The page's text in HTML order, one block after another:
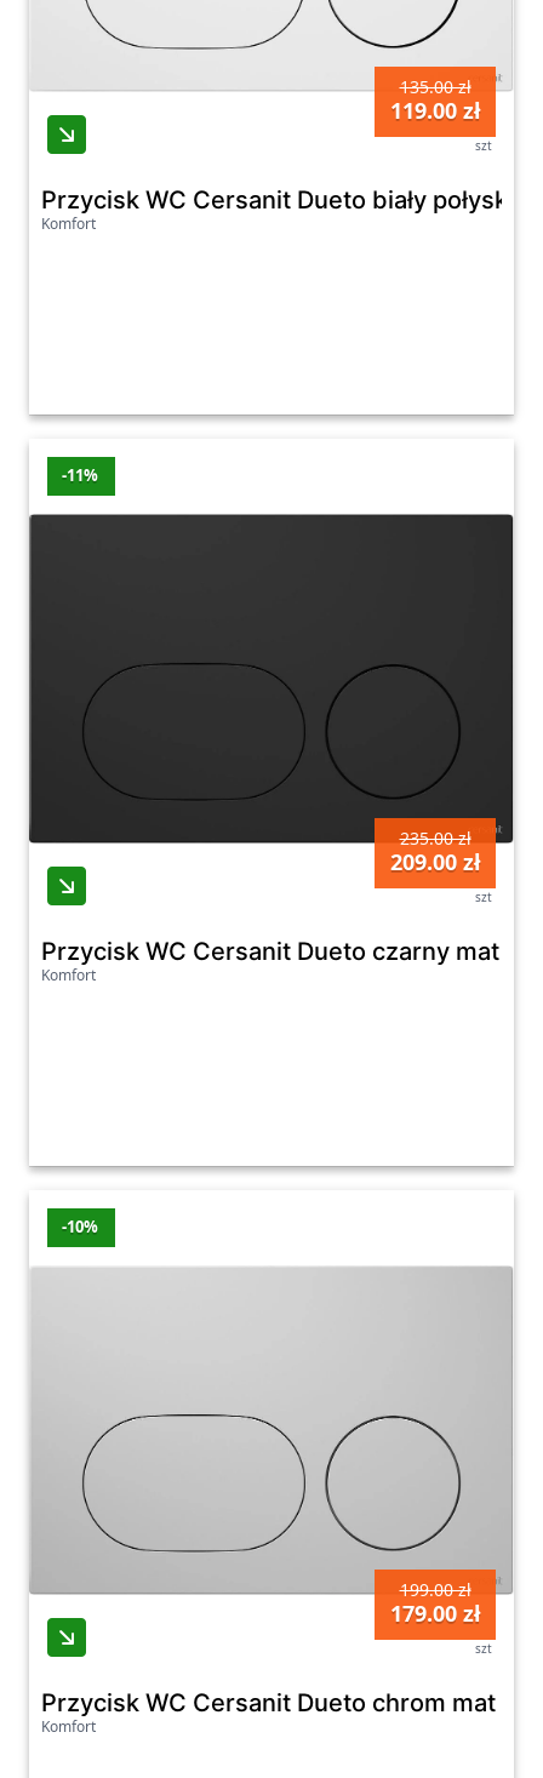
135.00 zł
119.00 zł
szt
Przycisk WC Cersanit Dueto biały połysk
Komfort
-11%
235.00 zł
209.00 zł
szt
Przycisk WC Cersanit Dueto czarny mat
Komfort
-10%
199.00 zł
179.00 zł
szt
Przycisk WC Cersanit Dueto chrom mat
Komfort